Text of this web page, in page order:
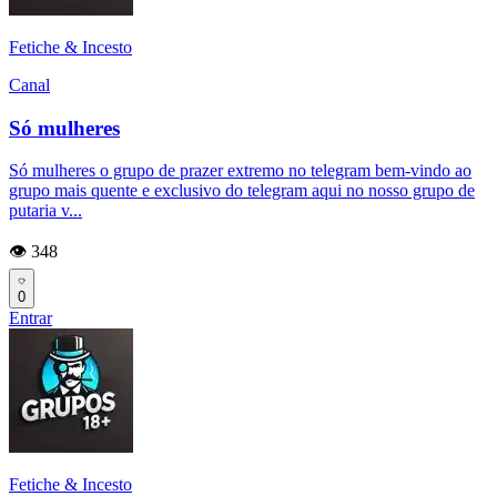
Fetiche & Incesto
Canal
Só mulheres
Só mulheres o grupo de prazer extremo no telegram bem-vindo ao
grupo mais quente e exclusivo do telegram aqui no nosso grupo de
putaria v...
👁️ 348
0
Entrar
Fetiche & Incesto